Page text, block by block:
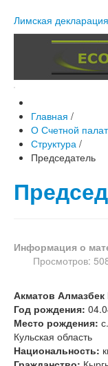
Лимская декларация
Главная /
О Счетной
Структура /
Председатель
Информация о
Просмотров:
Акматов
Год рождения:
Место рождения:
Кульская область
Национальность: